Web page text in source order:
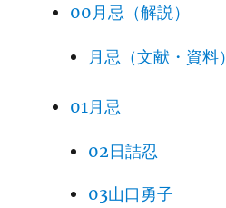
00月忌（解説）
月忌（文献・資料）
01月忌
02日詰忍
03山口勇子